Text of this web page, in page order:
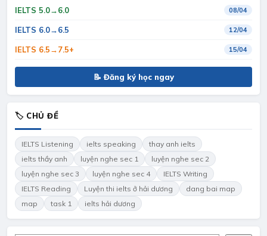
IELTS 5.0→6.0 08/04
IELTS 6.0→6.5 12/04
IELTS 6.5→7.5+ 15/04
📝 Đăng ký học ngay
🏷 CHỦ ĐỀ
IELTS Listening ielts speaking
thay anh ielts
ielts thầy anh
luyện nghe sec 1
luyện nghe sec 2
luyện nghe sec 3
luyện nghe sec 4
IELTS Writing
IELTS Reading
Luyện thi ielts ở hải dương
dang bai map
map
task 1 ielts hải dương